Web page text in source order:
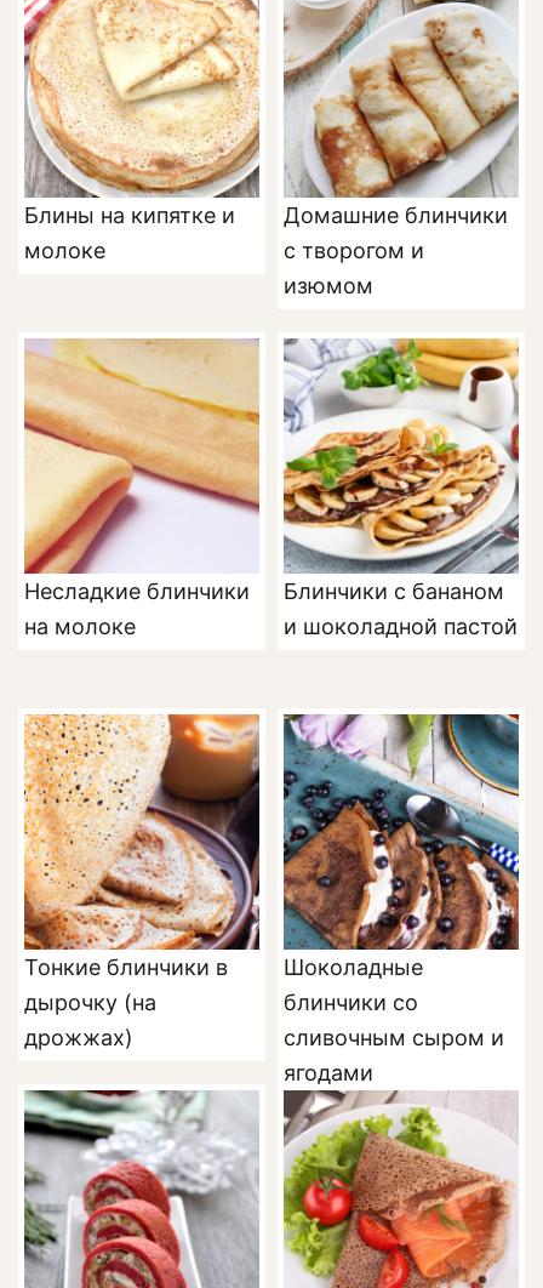
Блины на кипятке и
молоке
Домашние блинчики
с творогом и
изюмом
Несладкие блинчики
на молоке
Блинчики с бананом
и шоколадной пастой
Тонкие блинчики в
дырочку (на
дрожжах)
Шоколадные
блинчики со
сливочным сыром и
ягодами